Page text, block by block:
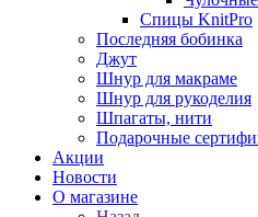
Спицы KnitPro
Последняя бобинка
Джут
Шнур для макраме
Шнур для рукоделия
Шпагаты, нити
Подарочные
Акции
Новости
О магазине